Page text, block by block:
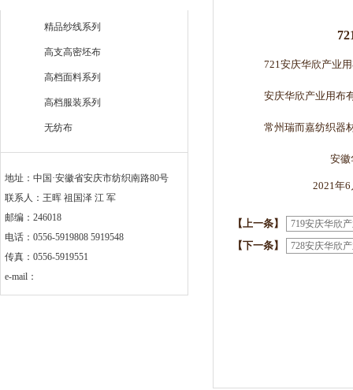
精品纱线系列
高支高密坯布
高档面料系列
高档服装系列
无纺布
地址：中国·安徽省安庆市纺织南路80号
联系人：王晖 祖国泽 江 军
邮编：246018
电话：0556-5919808 5919548
传真：0556-5919551
e-mail：
721安庆华欣产业
安庆华欣产业用布
常州瑞而嘉纺织器
安徽华茂集
2021年6月
【上一条】 719安庆华欣
【下一条】 728安庆华欣